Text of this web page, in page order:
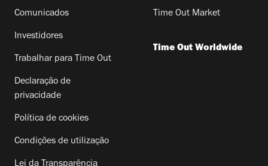
Comunicados
Investidores
Trabalhar para Time Out
Declaração de
privacidade
Política de cookies
Condições de utilização
Time Out Market
Time Out Worldwide